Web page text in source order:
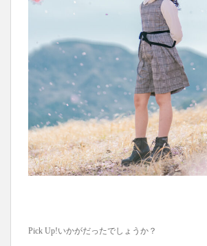
Pick Up!いかがだったでしょうか？